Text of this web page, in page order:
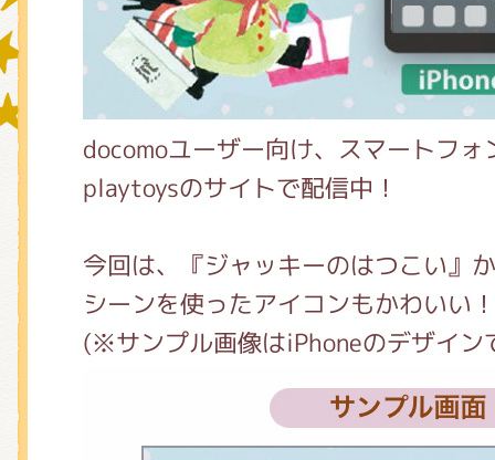
docomoユーザー向け、スマートフ
playtoysのサイトで配信中！
今回は、『ジャッキーのはつこい』
シーンを使ったアイコンもかわいい！
(※サンプル画像はiPhoneのデザイン
おたのしみコンテンツ(クイズ・
チア ジャッキーズ！
くまのがっこう しょくいんしつ
くまのがっこう 家庭科部